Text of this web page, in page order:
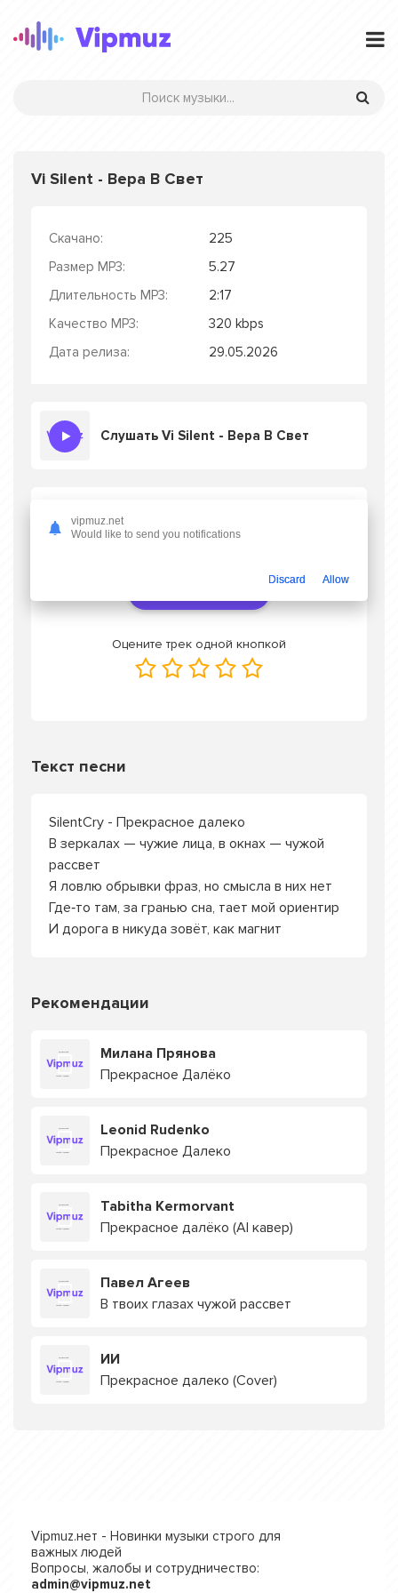
Vi Silent - Вера В Свет
Скачано:
225
Размер MP3:
5.27
Длительность MP3:
2:17
Качество MP3:
320 kbps
Дата релиза:
29.05.2026
Слушать Vi Silent - Вера В Свет
Скачать песню Vi Silent - Вера В Свет
mp3 или слушать онлайн бесплатно
Оцените трек одной кнопкой
Текст песни
SilentCry - Прекрасное далеко
В зеркалах — чужие лица, в окнах — чужой
рассвет
Я ловлю обрывки фраз, но смысла в них нет
Где‑то там, за гранью сна, тает мой ориентир
И дорога в никуда зовёт, как магнит
Рекомендации
Милана Прянова
Прекрасное Далёко
Leonid Rudenko
Прекрасное Далеко
Tabitha Kermorvant
Прекрасное далёко (AI кавер)
Павел Агеев
В твоих глазах чужой рассвет
ИИ
Прекрасное далеко (Cover)
Vipmuz.нет - Новинки музыки строго для
важных людей
Вопросы, жалобы и сотрудничество:
admin@vipmuz.net
vipmuz.net
Would like to send you notifications
Discard Allow